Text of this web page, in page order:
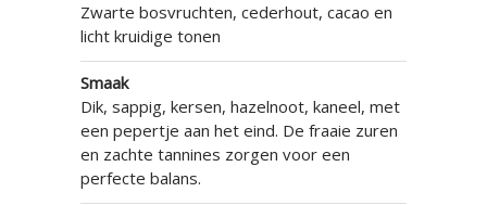
Zwarte bosvruchten, cederhout, cacao en
licht kruidige tonen
Smaak
Dik, sappig, kersen, hazelnoot, kaneel, met
een pepertje aan het eind. De fraaie zuren
en zachte tannines zorgen voor een
perfecte balans.